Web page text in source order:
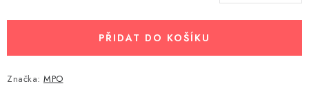
PŘIDAT DO KOŠÍKU
Značka: MPO